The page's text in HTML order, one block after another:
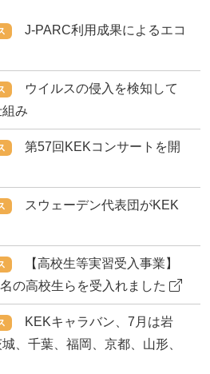
J-PARC利用成果によるエコ
ウイルスの侵入を検知して
み
第57回KEKコンサートを開
スウェーデン代表団がKEK
【高校生等実習受入事業】
の高校生らを受入れました
KEKキャラバン、7月は岩
、千葉、福岡、京都、山形、